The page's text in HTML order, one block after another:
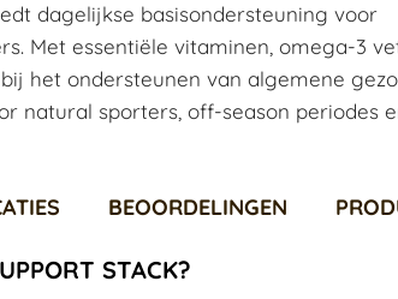
dagelijkse basisondersteuning voor
Met essentiële vitaminen, omega-3
het ondersteunen van algemene
natural sporters, off-season periodes
BEOORDELINGEN
STACK?